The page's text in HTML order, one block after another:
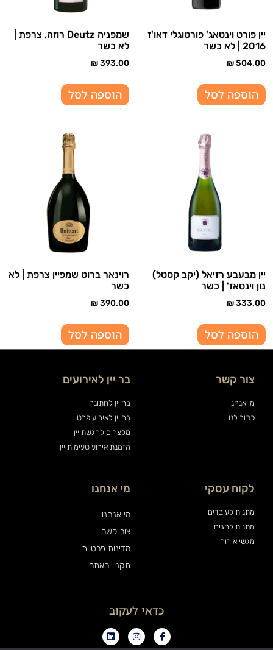
יין פורט וינטאג' פורטוגלי דאו'ז
2016 | לא כשר
₪504.00
הוספה לסל
שמפניה Deutz רוזה, צרפת |
לא כשר
₪393.00
הוספה לסל
יין מבעבע רזיאל (יקב קסטל)
נון וינטאז' | כשר
₪333.00
הוספה לסל
רוינאר ברוט שמפיין צרפת | לא
כשר
₪390.00
הוספה לסל
צור קשר
מי אנחנו
כתוב לנו
בר יין לאירועים
בר יין לחתונה
בר יין לאירוע פרטי
מלצרים להגשת יין
הזמנת אירוע טעימות יין
לקוח עסקי
מתנות לעובדים
מתנות לחגים
מגשי אירוח
מי אנחנו
מי אנחנו
צור קשר
מדינות פרטיות
תקנון האתר
כדאי לעקוב